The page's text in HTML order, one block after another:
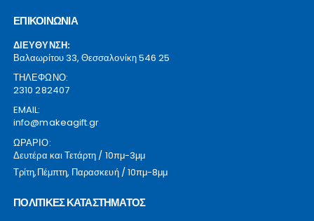
ΕΠΙΚΟΙΝΩΝΙΑ
ΔΙΕΥΘΥΝΣΗ:
Βαλαωρίτου 33, Θεσσαλονίκη 546 25
ΤΗΛΕΦΩΝΟ:
2310 282407
EMAIL:
info@makeagift.gr
ΩΡΑΡΙΟ:
Δευτέρα και Τετάρτη / 10πμ-3μμ
Τρίτη,Πέμπτη, Παρασκευή / 10πμ-8μμ
ΠΟΛΙΤΙΚΕΣ ΚΑΤΑΣΤΗΜΑΤΟΣ